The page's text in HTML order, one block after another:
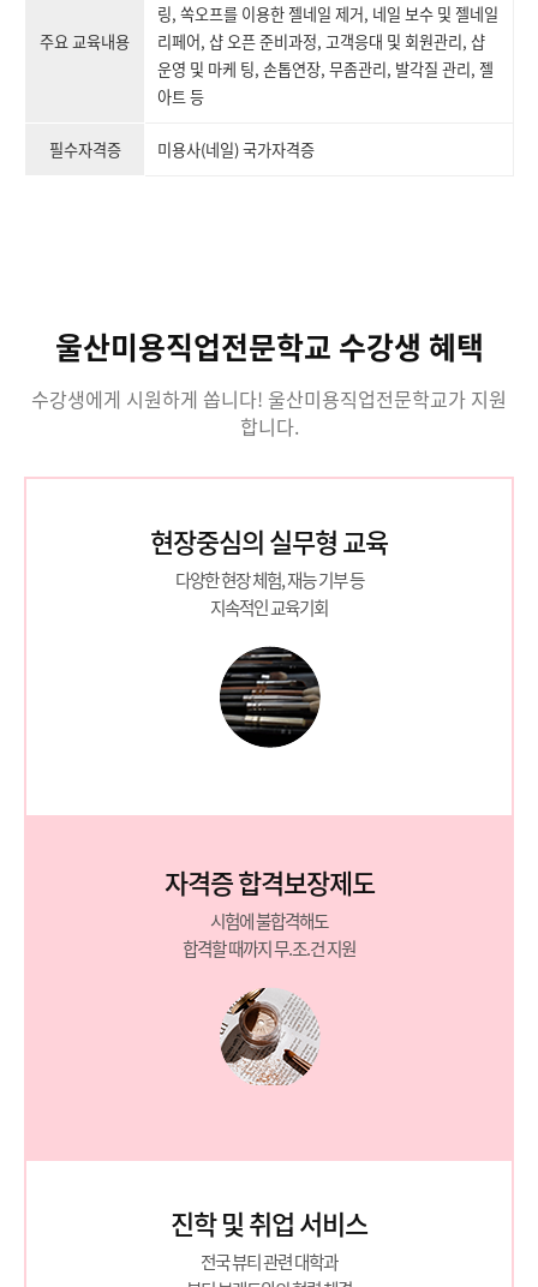
주요 교육내용
링, 쏙오프를 이용한 젤네일 제거, 네일 보수 및 젤네일
리페어, 샵 오픈 준비과정, 고객응대 및 회원관리, 샵
운영 및 마케 팅, 손톱연장, 무좀관리, 발각질 관리, 젤
아트 등
필수자격증 미용사(네일) 국가자격증
울산미용직업전문학교 수강생 혜택
수강생에게 시원하게 쏩니다! 울산미용직업전문학교가 지원
합니다.
현장중심의 실무형 교육
다양한 현장 체험, 재능 기부 등
지속적인 교육기회
자격증 합격보장제도
시험에 불합격해도
합격할 때까지 무.조.건 지원
진학 및 취업 서비스
전국 뷰티 관련 대학과